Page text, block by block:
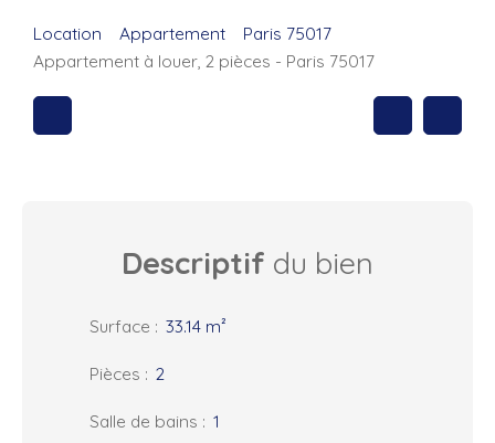
Location Appartement
Paris 75017
Appartement à louer, 2 pièces - Paris 75017
Descriptif du bien
Surface : 33.14 m²
Pièces : 2
Salle de bains : 1